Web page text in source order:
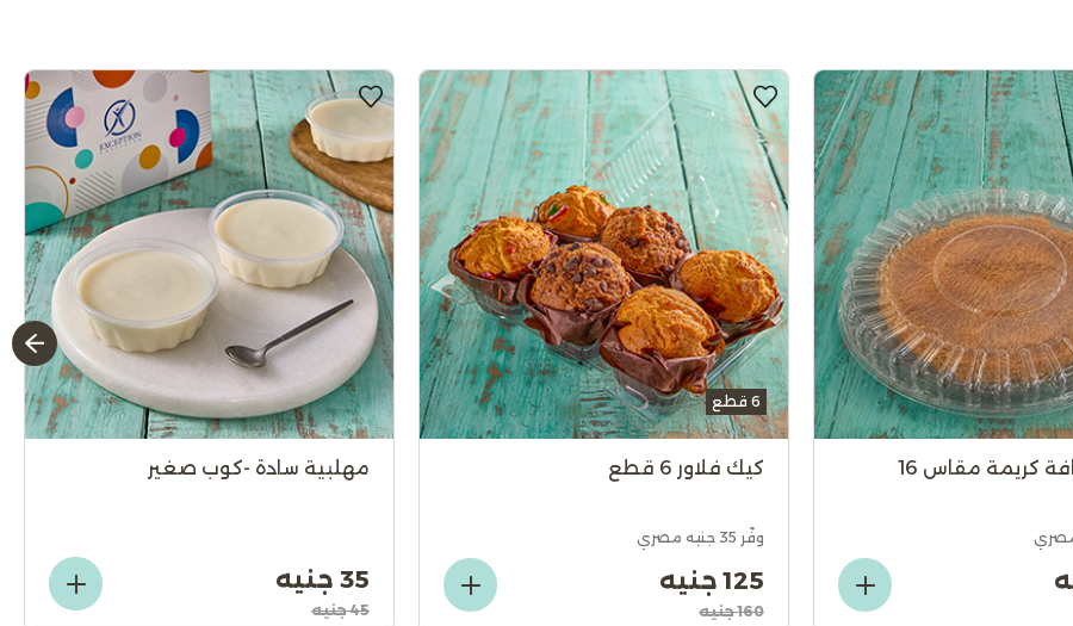
كريمة مقاس 16
6 قطع
كيك فلاور 6 قطع
وفّر 35 جنيه مصري
125 جنيه
160 جنيه
مهلبية سادة -كوب صغير
35 جنيه
45 جنيه